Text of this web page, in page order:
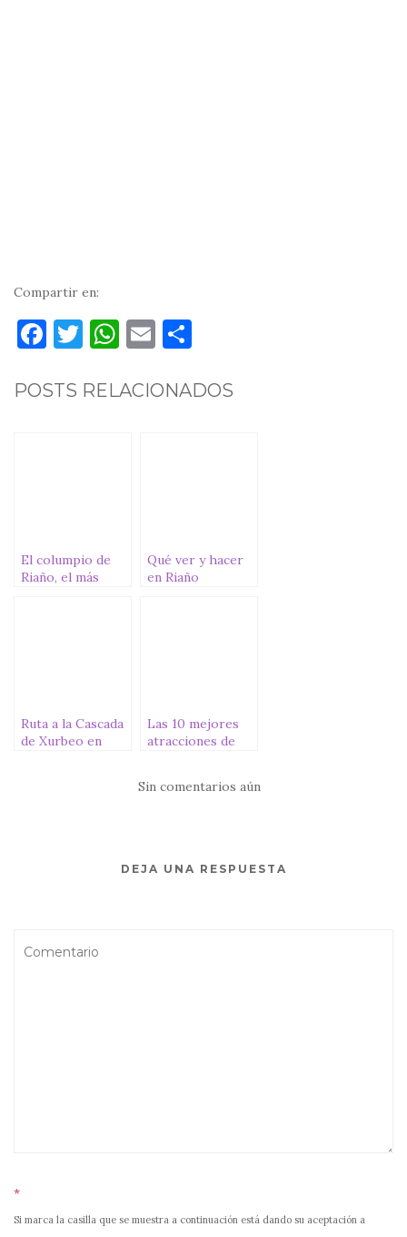
Compartir en:
F
c
T
it
W
at
E
ai m
POSTS RELACIONADOS
El columpio de
Riaño, el más
Qué ver y hacer
en Riaño
Ruta a la Cascada
de Xurbeo en
Las 10 mejores
atracciones de
Sin comentarios aún
DEJA UNA RESPUESTA
*
Si marca la casilla que se muestra a continuación está dando su aceptación a